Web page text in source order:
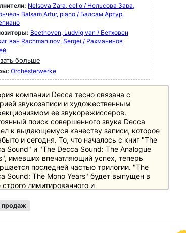
Nelsova Zara, cello / Нельсова Зара,
Balsam Artur, piano / Балсам Артур,
Beethoven, Ludvig van / Бетховен
ван Rachmaninov, Sergei / Рахманинов
больше
Orchesterwerke
компании Decca тесно связана с
звукозаписи и художественным
ее звукорежиссеров.
поиск совершенного звука Decca
к выдающемуся качеству записи, которое
и сегодня. То, что началось с книг "The
Sound" и "The Decca Sound: The Analogue
имевших впечатляющий успех, теперь
последней частью трилогии. "The
Sound: The Mono Years" будет выпущен в
строго лимитированного и
внимания - легендарные монозаписи
и оркестровой музыки 1944-
продаж